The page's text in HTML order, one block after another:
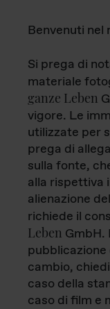
Benvenuti nel
Si prega di
materiale
ganze Leben
vigore. Le
utilizzate per
prega di
sulla fonte,
alla rispettiva
alienazione
richiede il
Leben GmbH.
cambio,
caso della
caso di film e